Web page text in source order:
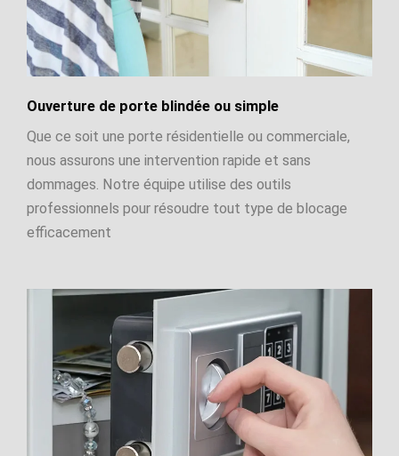
Ouverture de porte blindée ou simple
Que ce soit une porte résidentielle ou commerciale,
nous assurons une intervention rapide et sans
dommages. Notre équipe utilise des outils
professionnels pour résoudre tout type de blocage
efficacement